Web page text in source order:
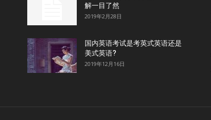
解一目了然
2019年2月28日
国内英语考试是考英式英语还是
美式英语?
2019年12月16日